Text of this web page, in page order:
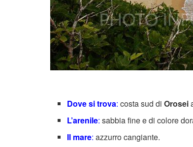
Dove si trova: costa sud diOrosei
L’arenile: sabbia fine e di colore
Il mare: azzurro cangiante.